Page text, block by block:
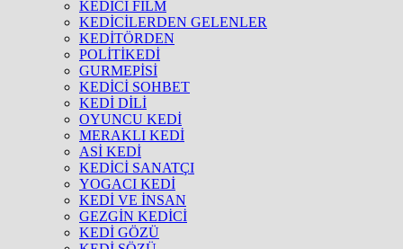
KEDİCİ FİLM
KEDİCİLERDEN GELENLER
KEDİTÖRDEN
POLİTİKEDİ
GURMEPİSİ
KEDİCİ SOHBET
KEDİ DİLİ
OYUNCU KEDİ
MERAKLI KEDİ
ASİ KEDİ
KEDİCİ SANATÇI
YOGACI KEDİ
KEDİ VE İNSAN
GEZGİN KEDİCİ
KEDİ GÖZÜ